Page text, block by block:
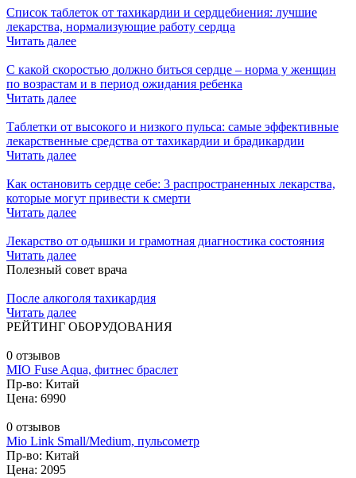
Список таблеток от тахикардии и сердцебиения: лучшие
лекарства, нормализующие работу сердца
Читать далее
С какой скоростью должно биться сердце – норма у женщин
по возрастам и в период ожидания ребенка
Читать далее
Таблетки от высокого и низкого пульса: самые эффективные
лекарственные средства от тахикардии и брадикардии
Читать далее
Как остановить сердце себе: 3 распространенных лекарства,
которые могут привести к смерти
Читать далее
Лекарство от одышки и грамотная диагностика состояния
Читать далее
Полезный совет врача
После алкоголя тахикардия
Читать далее
РЕЙТИНГ ОБОРУДОВАНИЯ
0 отзывов
MIO Fuse Aqua, фитнес браслет
Пр-во: Китай
Цена: 6990
0 отзывов
Mio Link Small/Medium, пульсометр
Пр-во: Китай
Цена: 2095